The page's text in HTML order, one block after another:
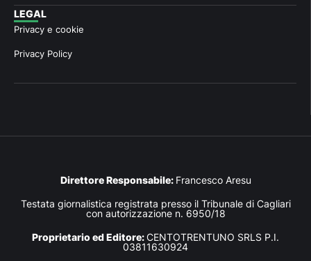
LEGAL
Privacy e cookie
Privacy Policy
Direttore Responsabile: Francesco Aresu
Testata giornalistica registrata presso il Tribunale di Cagliari
con autorizzazione n. 6950/18
Proprietario ed Editore:CENTOTRENTUNO SRLS P.I.
03811630924